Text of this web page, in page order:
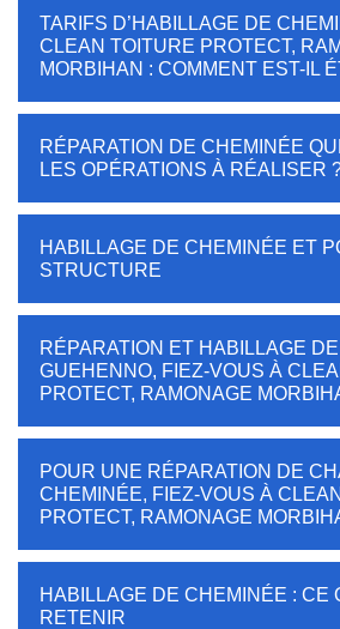
TARIFS D’HABILLAGE DE
CLEAN TOITURE PROTECT,
MORBIHAN : COMMENT EST-IL
RÉPARATION DE CHEMINÉE
LES OPÉRATIONS À RÉALISER
HABILLAGE DE CHEMINÉE ET
STRUCTURE
RÉPARATION ET HABILLAGE
GUEHENNO, FIEZ-VOUS À
PROTECT, RAMONAGE
POUR UNE RÉPARATION DE
CHEMINÉE, FIEZ-VOUS À
PROTECT, RAMONAGE
HABILLAGE DE CHEMINÉE : CE
RETENIR